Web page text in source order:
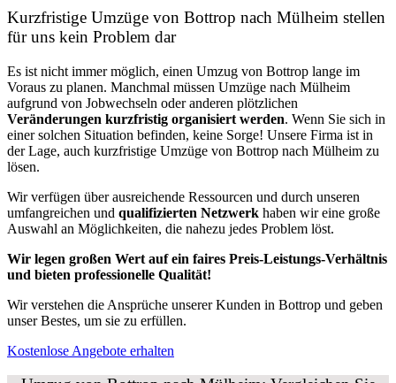
Kurzfristige Umzüge von Bottrop nach Mülheim stellen
für uns kein Problem dar
Es ist nicht immer möglich, einen Umzug von Bottrop lange im
Voraus zu planen. Manchmal müssen Umzüge nach Mülheim
aufgrund von Jobwechseln oder anderen plötzlichen
Veränderungen kurzfristig organisiert werden. Wenn Sie sich in
einer solchen Situation befinden, keine Sorge! Unsere Firma ist in
der Lage, auch kurzfristige Umzüge von Bottrop nach Mülheim zu
lösen.
Wir verfügen über ausreichende Ressourcen und durch unseren
umfangreichen und qualifizierten Netzwerk haben wir eine große
Auswahl an Möglichkeiten, die nahezu jedes Problem löst.
Wir legen großen Wert auf ein faires Preis-Leistungs-Verhältnis
und bieten professionelle Qualität!
Wir verstehen die Ansprüche unserer Kunden in Bottrop und geben
unser Bestes, um sie zu erfüllen.
Kostenlose Angebote erhalten